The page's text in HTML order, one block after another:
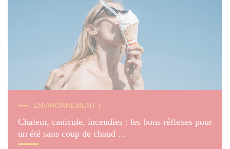
ENVIRONNEMENT | ...
Chaleur, canicule, incendies : les bons réflexes pour
un été sans coup de chaud ...